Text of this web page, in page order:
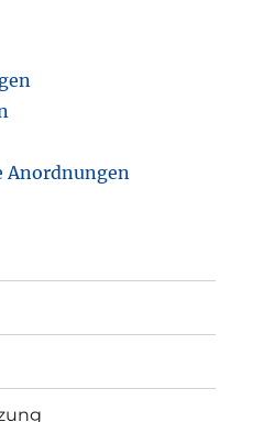
Anordnungen